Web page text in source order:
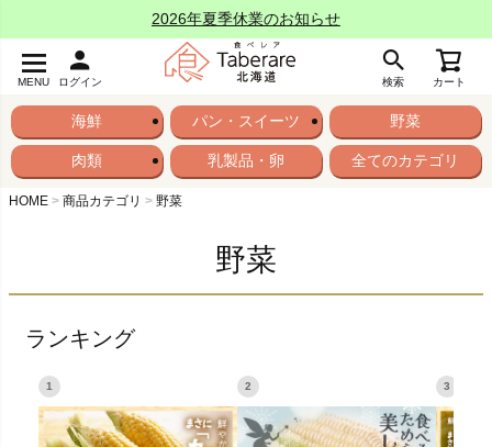
2026年夏季休業のお知らせ
MENU ログイン 検索 カート
海鮮 パン・スイーツ 野菜
肉類 乳製品・卵 全てのカテゴリ
HOME 商品カテゴリ 野菜
野菜
ランキング
1 2 3